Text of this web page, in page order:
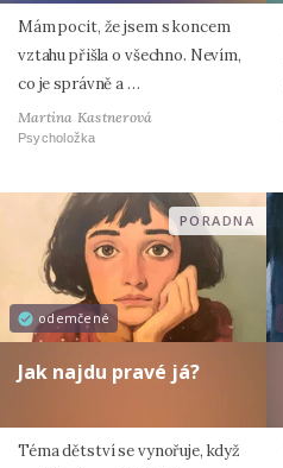
Mám pocit, že jsem s koncem
vztahu přišla o všechno. Nevím,
co je správně a …
Martina Kastnerová
Psycholožka
odemčené
PORADNA
Jak najdu pravé já?
Téma dětství se vynořuje, když